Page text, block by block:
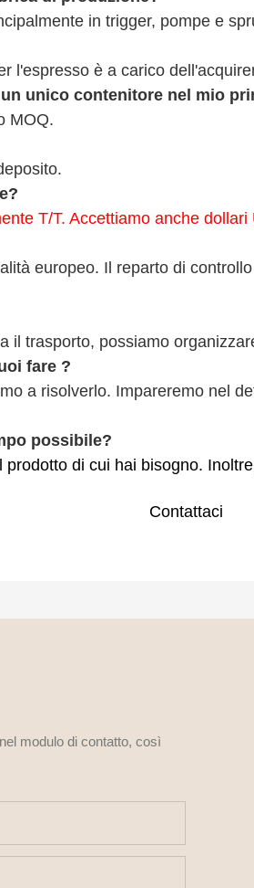
in trigger, pompe e
l'espresso è a carico
unico contenitore nel mio
MOQ.
T/T. Accettiamo anche
europeo. Il reparto di
il trasporto, possiamo
fare ?
a risolverlo. Impareremo nel
possibile?
di cui hai bisogno.
Contattaci
modulo di contatto, così